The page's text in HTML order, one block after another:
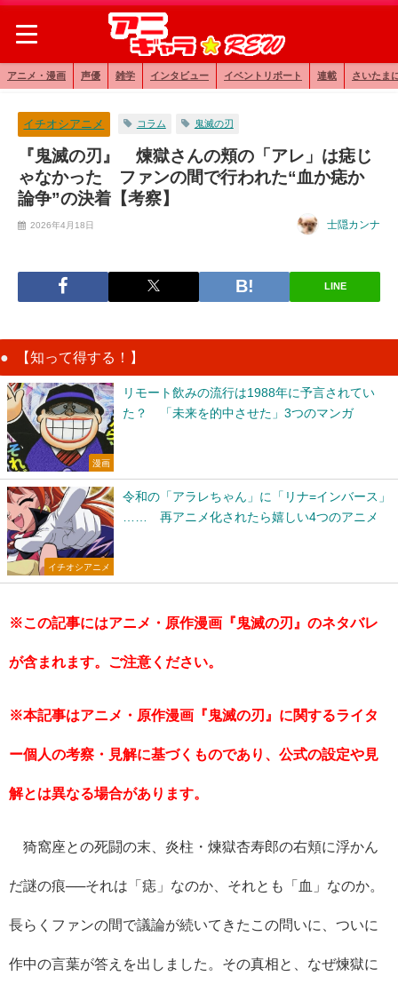
アニメ・漫画 声優 雑学 インタビュー イベントリポート 連載 さいたま
イチオシアニメ コラム 鬼滅の刃
『鬼滅の刃』 煉獄さんの頬の「アレ」は痣じ
ゃなかった ファンの間で行われた“血か痣か
論争”の決着【考察】
2026年4月18日 士隠カンナ
LINE
【知って得する！】
漫画
リモート飲みの流行は1988年に予言されてい
た？ 「未来を的中させた」3つのマンガ
イチオシアニメ
令和の「アラレちゃん」に「リナ=インバース」
…… 再アニメ化されたら嬉しい4つのアニメ
※この記事にはアニメ・原作漫画『鬼滅の刃』のネタバレ
が含まれます。ご注意ください。
※本記事はアニメ・原作漫画『鬼滅の刃』に関するライタ
ー個人の考察・見解に基づくものであり、公式の設定や見
解とは異なる場合があります。
猗窩座との死闘の末、炎柱・煉獄杏寿郎の右頬に浮かん
だ謎の痕──それは「痣」なのか、それとも「血」なのか。
長らくファンの間で議論が続いてきたこの問いに、ついに
作中の言葉が答えを出しました。その真相と、なぜ煉獄に